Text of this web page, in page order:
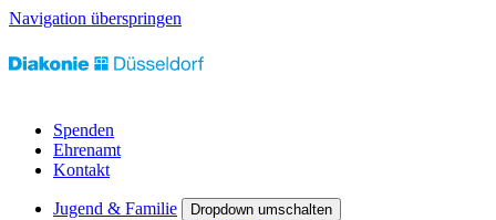
Navigation überspringen
Spenden
Ehrenamt
Kontakt
Jugend & Familie Dropdown umschalten